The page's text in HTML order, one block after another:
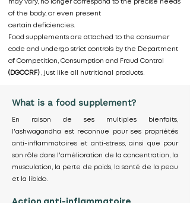
may vary, no longer correspond to the precise needs
of the body, or even present
certain deficiencies.
Food supplements are attached to the consumer
code and undergo strict controls by the Department
of Competition, Consumption and Fraud Control
(DGCCRF), just like all nutritional products.
What is a food supplement?
En raison de ses multiples bienfaits,
l'ashwagandha est reconnue pour ses propriétés
anti-inflammatoires et anti-stress, ainsi que pour
son rôle dans l'amélioration de la concentration, la
musculation, la perte de poids, la santé de la peau
et la libido.
Action anti-inflammatoire